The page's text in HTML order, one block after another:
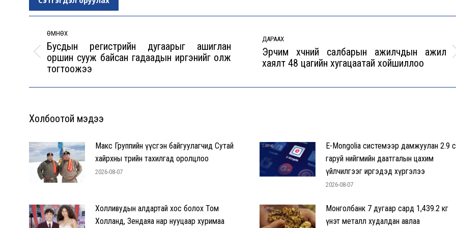
navigation
ӨМНӨХ
Previous
post:
Бусдын регистрийн дугаарыг ашиглан
оршин сууж байсан гадаадын иргэнийг олж
тогтоожээ
ДАРААХ
Next
Эрчим хүчний салбарын ажилчдын ажил
хаялт 48 цагийн хугацаатай хойшиллоо
Холбоотой мэдээ
Макс Группийн үүсгэн байгуулагчид Сутай
хайрхны төрийн тахилгад оролцлоо
2026-08-07
E-Mongolia системээр дамжуулан 2.9
гаруй нийгмийн даатгалын цахим
үйлчилгээг иргэдэд хүргэлээ
2026-08-07
Холливудын алдартай хос болох Том
Холланд, Зендаяа нар нууцаар хуримаа
Монголбанк 7 дугаар сард 1,439.2 кг
үнэт металл худалдан авлаа